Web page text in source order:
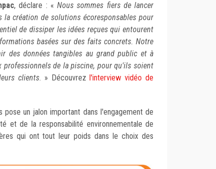
, déclare : « Nous sommes fiers de lancer
la création de solutions écoresponsables pour
de dissiper les idées reçues qui entourent
basées sur des faits concrets. Notre
des données tangibles au grand public et à
professionnels de la piscine, pour qu'ils soient
clients. » Découvrez l'interview vidéo de
pose un jalon important dans l'engagement de
et de la responsabilité environnementale de
qui ont tout leur poids dans le choix des